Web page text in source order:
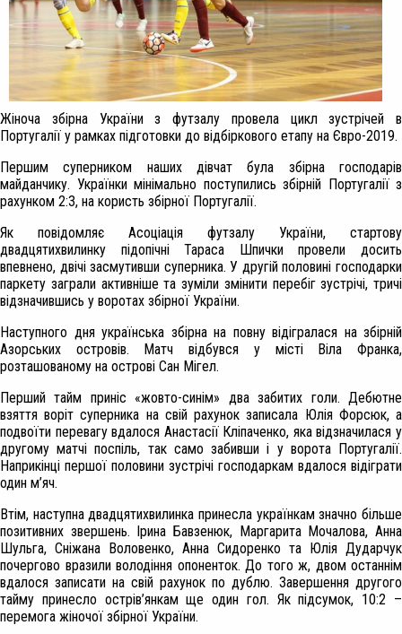
Жіноча збірна України з футзалу провела цикл зустрічей в
Португалії у рамках підготовки до відбіркового етапу на Євро-2019.
Першим суперником наших дівчат була збірна господарів
майданчику. Українки мінімально поступились збірній Португалії з
рахунком 2:3, на користь збірної Португалії.
Як повідомляє Асоціація футзалу України, стартову
двадцятихвилинку підопічні Тараса Шпички провели досить
впевнено, двічі засмутивши суперника. У другій половині господарки
паркету заграли активніше та зуміли змінити перебіг зустрічі, тричі
відзначившись у воротах збірної України.
Наступного дня українська збірна на повну відігралася на збірній
Азорських островів. Матч відбувся у місті Віла Франка,
розташованому на острові Сан Мігел.
Перший тайм приніс «жовто-синім» два забитих голи. Дебютне
взяття воріт суперника на свій рахунок записала Юлія Форсюк, а
подвоїти перевагу вдалося Анастасії Кліпаченко, яка відзначилася у
другому матчі поспіль, так само забивши і у ворота Португалії.
Наприкінці першої половини зустрічі господаркам вдалося відіграти
один м’яч.
Втім, наступна двадцятихвилинка принесла українкам значно більше
позитивних звершень. Ірина Бавзенюк, Маргарита Мочалова, Анна
Шульга, Сніжана Воловенко, Анна Сидоренко та Юлія Дударчук
почергово вразили володіння опоненток. До того ж, двом останнім
вдалося записати на свій рахунок по дублю. Завершення другого
тайму принесло острів’янкам ще один гол. Як підсумок, 10:2 –
перемога жіночої збірної України.